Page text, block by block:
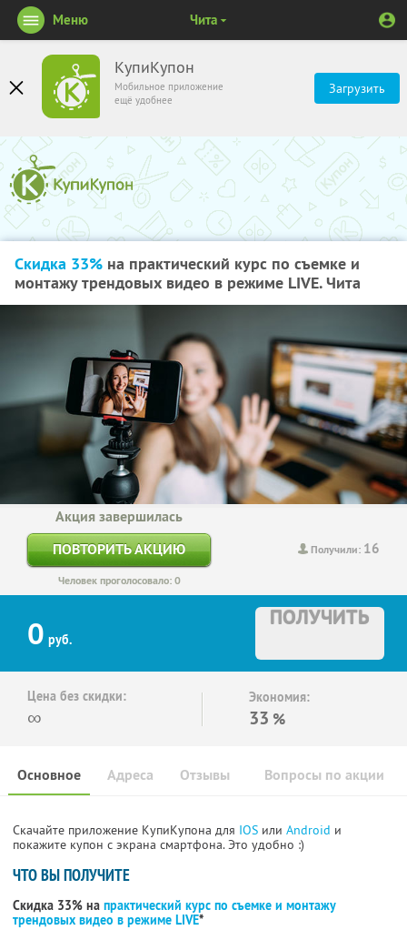
КупиКупон
Мобильное приложение
ещё удобнее
Загрузить
Меню Чита
Скидка 33% на практический курс по съемке и
монтажу трендовых видео в режиме LIVE. Чита
Получили: 16
Акция завершилась
ПОВТОРИТЬ АКЦИЮ
Человек проголосовало: 0
0 руб.
ПОЛУЧИТЬ
Цена без скидки:
∞
Экономия:
33 %
Основное Отзывы Вопросы по акции
Адреса
Скачайте приложение КупиКупона для IOS или Android и
покажите купон с экрана смартфона. Это удобно :)
ЧТО ВЫ ПОЛУЧИТЕ
Скидка 33% на практический курс по съемке и монтажу
трендовых видео в режиме LIVE*